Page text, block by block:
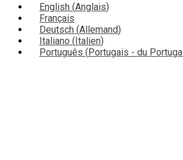
English (Anglais)
Français
Deutsch (Allemand)
Italiano ( Italien)
Português ( Portugais - du Portugal